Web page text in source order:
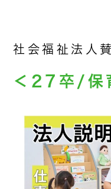
社会福祉法人
＜27卒/保